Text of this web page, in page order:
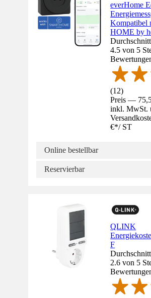
everHome
Kompatibel
HOME by
4.5 von 5
(12)
Preis —
inkl. MwSt.
€*/ ST
Online bestellbar
Reservierbar
QLINK
F
2.6 von 5